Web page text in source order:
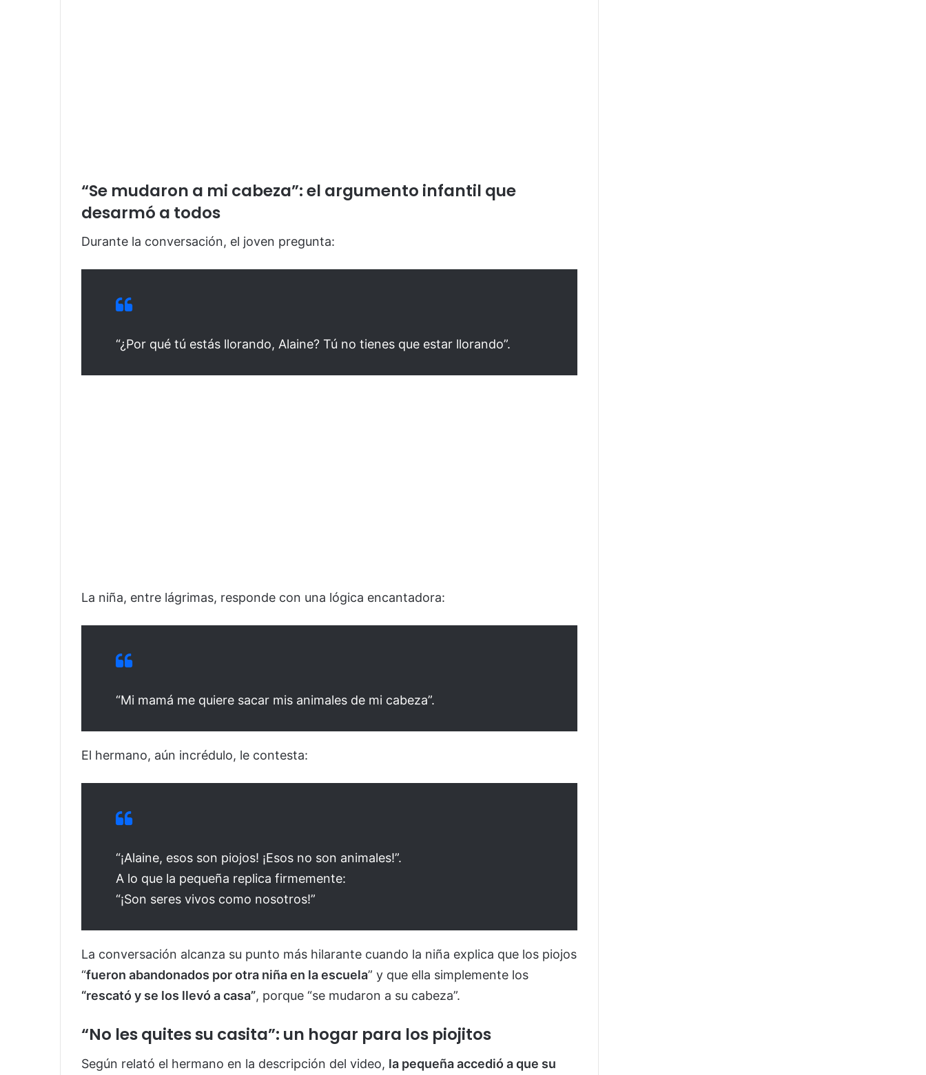
“Se mudaron a mi cabeza”: el argumento infantil que
desarmó a todos
Durante la conversación, el joven pregunta:
“¿Por qué tú estás llorando, Alaine? Tú no tienes que estar llorando”.
La niña, entre lágrimas, responde con una lógica encantadora:
“Mi mamá me quiere sacar mis animales de mi cabeza”.
El hermano, aún incrédulo, le contesta:
“¡Alaine, esos son piojos! ¡Esos no son animales!”.
A lo que la pequeña replica firmemente:
“¡Son seres vivos como nosotros!”
La conversación alcanza su punto más hilarante cuando la niña explica que los piojos
“fueron abandonados por otra niña en la escuela” y que ella simplemente los
“rescató y se los llevó a casa”, porque “se mudaron a su cabeza”.
“No les quites su casita”: un hogar para los piojitos
Según relató el hermano en la descripción del video, la pequeña accedió a que su